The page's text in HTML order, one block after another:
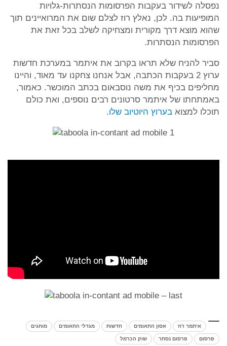
נפסלה לשידור בעקבות הפרסומות הנסתרות-גלויות
המופיעות בה. לכן, נאלץ רוז לצלם שום את המרואיינים תוך
שהוא מוצא דרך מקורית ומצחיקה לשלב בכל זאת את
הפרסומות הנסתרות.
סביר להניח שלא תראו בקרוב את איתמר במערכת חדשות
ערוץ 2 בעקבות הכתבה, אבל אנחנו צחקנו עד מאוד, והיינו
מחליפים בכיף את משה נוסבאום בכתב המוכשר. כאמור,
באמתחתו של איתמר סרטונים רבים נוספים, ואת כולם
תוכלו למצוא בערוץ היוטיוב שלו.
איתמר רוז אסון התאומים חדשות מגדלי התאומים מותגים
פרסום פרסום נסתר שוק הכרמל